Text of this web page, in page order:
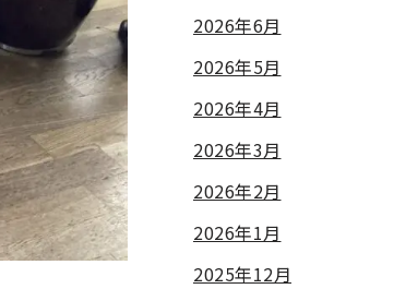
2026年6月
2026年5月
2026年4月
2026年3月
2026年2月
2026年1月
2025年12月